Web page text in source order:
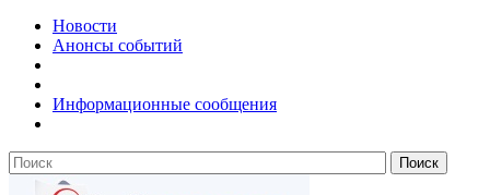
Новости
Анонсы событий
Информационные сообщения